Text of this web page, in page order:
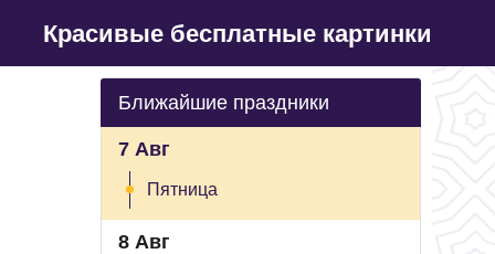
Красивые бесплатные картинки
Ближайшие праздники
7 Авг
Пятница
8 Авг